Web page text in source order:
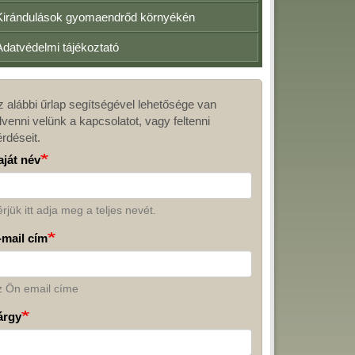
gyomaendrőd környékén
tájékoztató
alábbi űrlap segítségével lehetősége van
velünk a kapcsolatot, vagy feltenni
név
itt adja meg a teljes nevét.
mail cím
Ön email címe